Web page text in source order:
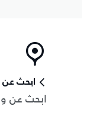
ابحث عن
ابحث عن